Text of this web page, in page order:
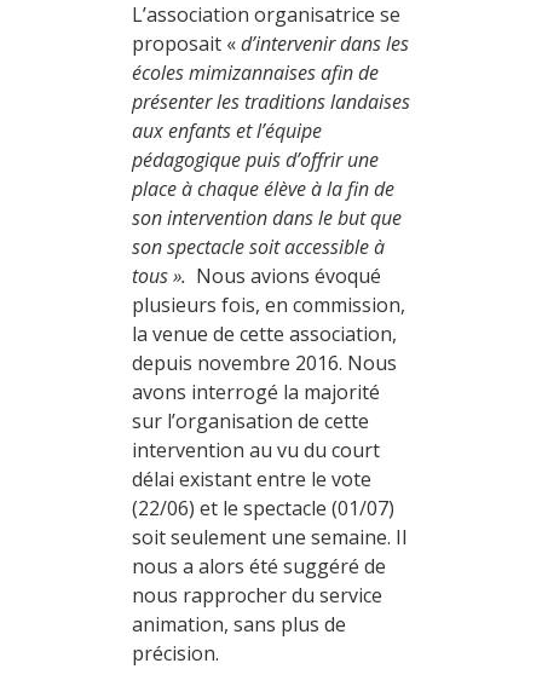
L’association organisatrice se
proposait «d’intervenir dans les
écoles mimizannaises afin de
présenter les traditions landaises
aux enfants et l’équipe
pédagogique puis d’offrir une
place à chaque élève à la fin de
son intervention dans le but que
son spectacle soit accessible à
tous ». Nous avions évoqué
plusieurs fois, en commission,
la venue de cette association,
depuis novembre 2016. Nous
avons interrogé la majorité
sur l’organisation de cette
intervention au vu du court
délai existant entre le vote
(22/06) et le spectacle (01/07)
soit seulement une semaine. Il
nous a alors été suggéré de
nous rapprocher du service
animation, sans plus de
précision.